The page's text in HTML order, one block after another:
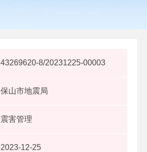
43269620-8/20231225-00003
保山市地震局
震害管理
2023-12-25